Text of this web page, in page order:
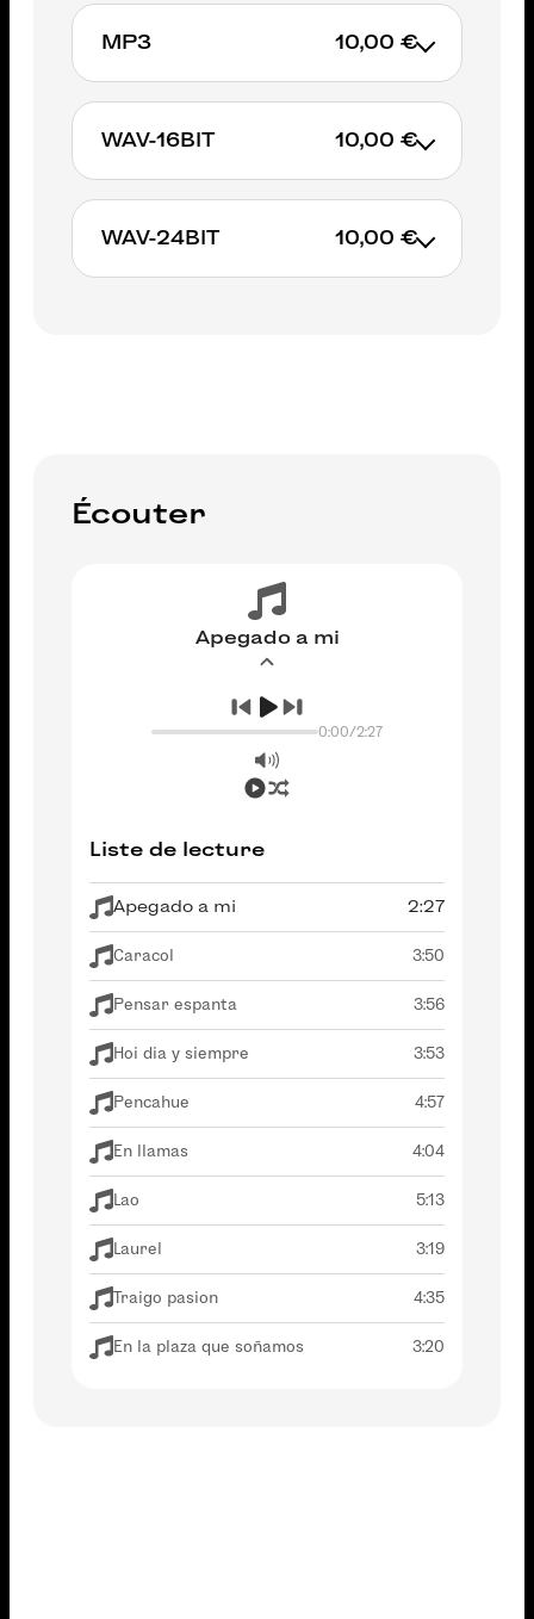
AJOUTER AU PANIER
MP3 10,00 €
AJOUTER AU PANIER
WAV-16BIT 10,00 €
AJOUTER AU PANIER
WAV-24BIT 10,00 €
Écouter
Apegado a mi
0:00/2:27
Liste de lecture
Apegado a mi 2:27
Caracol 3:50
Pensar espanta 3:56
Hoi dia y siempre 3:53
Pencahue 4:57
En llamas 4:04
Lao 5:13
Laurel 3:19
Traigo pasion 4:35
En la plaza que soñamos 3:20